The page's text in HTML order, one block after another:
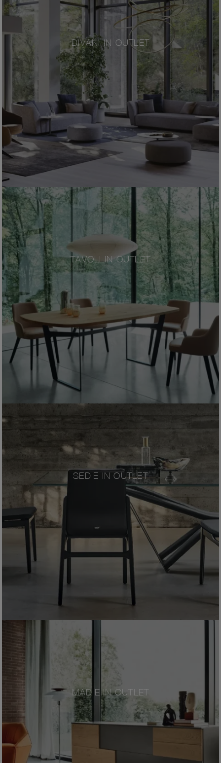
DIVANI IN OUTLET
TAVOLI IN OUTLET
SEDIE IN OUTLET
MADIE IN OUTLET